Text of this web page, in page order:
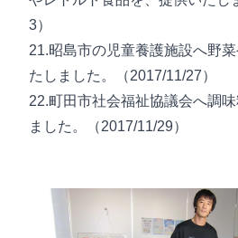
3）
21.昭島市の児童養護施設へ野
たしました。（2017/11/27）
22.町田市社会福祉協議会へ調
ました。（2017/11/29）